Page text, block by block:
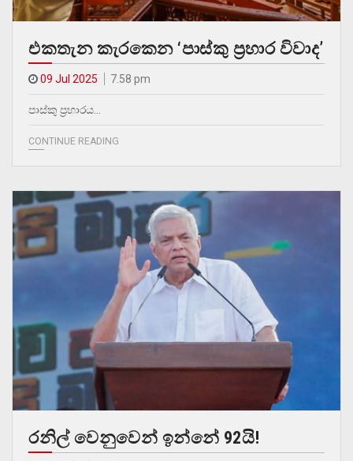
එකතැන කැරකෙන ‘පාස්කු ප්‍රහාර විවාද’
09 Jul 2025 7.58 pm
පාස්කු ප්‍රහාරය…
CONTINUE READING
රනිල් වෙනුවෙන් ඉන්නේ 92යි!